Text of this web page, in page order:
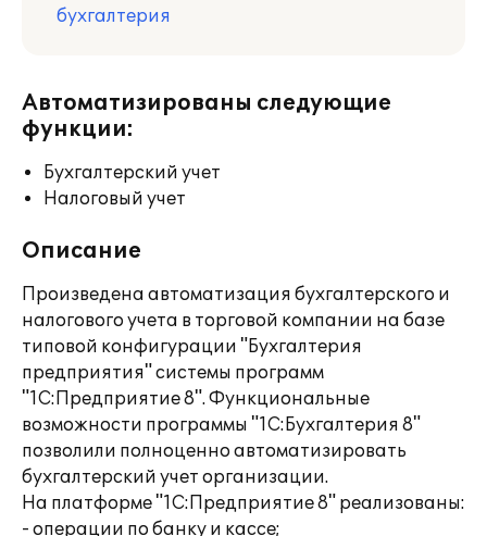
бухгалтерия
Автоматизированы следующие
функции:
Бухгалтерский учет
Налоговый учет
Описание
Произведена автоматизация бухгалтерского и
налогового учета в торговой компании на базе
типовой конфигурации "Бухгалтерия
предприятия" системы программ
"1С:Предприятие 8". Функциональные
возможности программы "1С:Бухгалтерия 8"
позволили полноценно автоматизировать
бухгалтерский учет организации.
На платформе "1С:Предприятие 8" реализованы:
- операции по банку и кассе;